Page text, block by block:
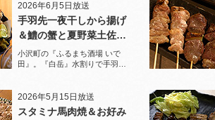
2026年6月5日放送
手羽先一夜干しから揚げ
＆鱧の蟹と夏野菜土佐酢
ジュレがけ
小沢町の『ふるまち酒場 いで
田』。『白岳』水割りで手羽先
2026年5月15日放送
スタミナ馬肉焼＆お好み